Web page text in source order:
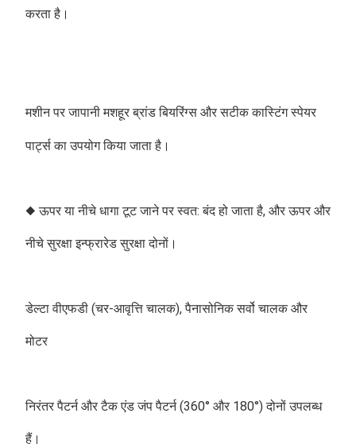
करता है।
मशीन पर जापानी मशहूर ब्रांड बियरिंग्स और सटीक कास्टिंग स्पेयर
पार्ट्स का उपयोग किया जाता है।
◆ ऊपर या नीचे धागा टूट जाने पर स्वत: बंद हो जाता है, और ऊपर और
नीचे सुरक्षा इन्फ्रारेड सुरक्षा दोनों।
डेल्टा वीएफडी (चर-आवृत्ति चालक), पैनासोनिक सर्वो चालक और
मोटर
निरंतर पैटर्न और टैक एंड जंप पैटर्न (360° और 180°) दोनों उपलब्ध
हैं।